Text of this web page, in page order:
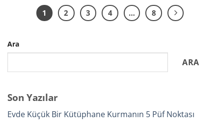
1 2 3 4 … 8
Ara
ARA
Son Yazılar
Evde Küçük Bir Kütüphane Kurmanın 5 Püf Noktası